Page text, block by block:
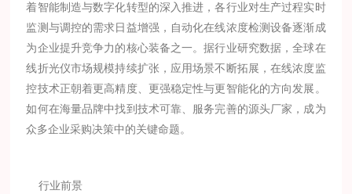
着智能制造与数字化转型的深入推进，各行业对生产过程实时
监测与调控的需求日益增强，自动化在线浓度检测设备逐渐成
为企业提升竞争力的核心装备之一。据行业研究数据，全球在
线折光仪市场规模持续扩张，应用场景不断拓展，在线浓度监
控技术正朝着更高精度、更强稳定性与更智能化的方向发展。
如何在海量品牌中找到技术可靠、服务完善的源头厂家，成为
众多企业采购决策中的关键命题。
行业前景